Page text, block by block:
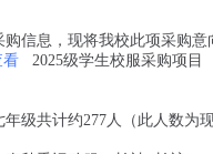
信息，现将我校此项采购意
看
2025级学生校服采购项目
年级共计约277人（此人数